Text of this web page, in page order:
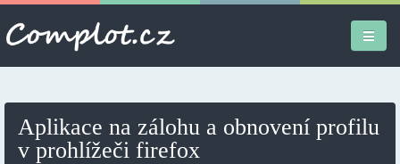
Různé
Aplikace na zálohu a obnovení profilu
v prohlížeči firefox